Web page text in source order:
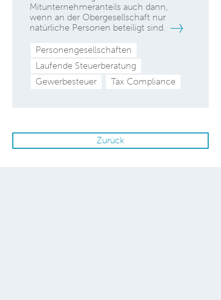
Mitunternehmeranteils auch dann,
wenn an der Obergesellschaft nur
natürliche Personen beteiligt sind.
Personengesellschaften
Laufende Steuerberatung
Gewerbesteuer
Tax Compliance
Zurück